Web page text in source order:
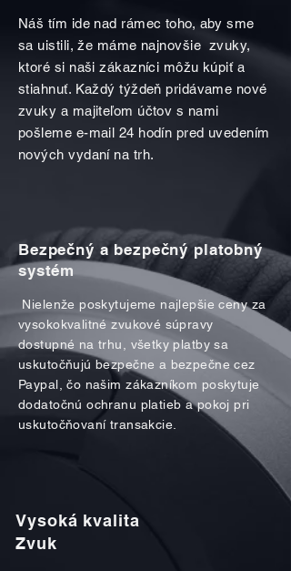
Náš tím ide nad rámec toho, aby sme
sa uistili, že máme najnovšie zvuky,
ktoré si naši zákazníci môžu kúpiť a
stiahnuť. Každý týždeň pridávame nové
zvuky a majiteľom účtov s nami
pošleme e-mail 24 hodín pred uvedením
nových vydaní na trh.
Bezpečný a bezpečný platobný
systém
Nielenže poskytujeme najlepšie ceny za
vysokokvalitné zvukové súpravy
dostupné na trhu, všetky platby sa
uskutočňujú bezpečne a bezpečne cez
Paypal, čo našim zákazníkom poskytuje
dodatočnú ochranu platieb a pokoj pri
uskutočňovaní transakcie.
Vysoká kvalita
Zvuk